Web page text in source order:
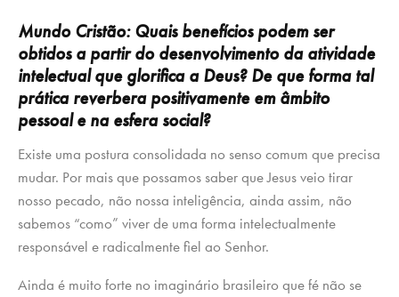
Mundo Cristão: Quais benefícios podem ser
obtidos a partir do desenvolvimento da atividade
intelectual que glorifica a Deus? De que forma tal
prática reverbera positivamente em âmbito
pessoal e na esfera social?
Existe uma postura consolidada no senso comum que precisa
mudar. Por mais que possamos saber que Jesus veio tirar
nosso pecado, não nossa inteligência, ainda assim, não
sabemos “como” viver de uma forma intelectualmente
responsável e radicalmente fiel ao Senhor.
Ainda é muito forte no imaginário brasileiro que fé não se